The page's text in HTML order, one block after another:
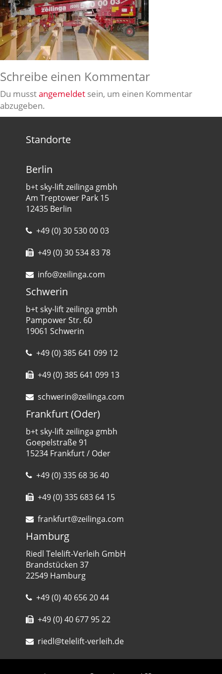
Schreibe einen Kommentar
Du musstangemeldet sein, um einen Kommentar
abzugeben.
Standorte
Berlin
b+t sky-lift zeilinga gmbh
Am Treptower Park 15
12435 Berlin
+49 (0) 30 530 00 03
+49 (0) 30 534 83 78
info@zeilinga.com
Schwerin
b+t sky-lift zeilinga gmbh
Pampower Str. 60
19061 Schwerin
+49 (0) 385 641 099 12
+49 (0) 385 641 099 13
schwerin@zeilinga.com
Frankfurt (Oder)
b+t sky-lift zeilinga gmbh
Goepelstraße 91
15234 Frankfurt / Oder
+49 (0) 335 68 36 40
+49 (0) 335 683 64 15
frankfurt@zeilinga.com
Hamburg
Riedl Telelift-Verleih GmbH
Brandstücken 37
22549 Hamburg
+49 (0) 40 656 20 44
+49 (0) 40 677 95 22
riedl@telelift-verleih.de